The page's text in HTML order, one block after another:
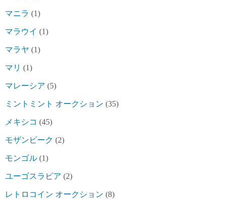
マニラ (1)
マラウイ (1)
マラヤ (1)
マリ (1)
マレーシア (5)
ミントミント オークション (35)
メキシコ (45)
モザンビーク (2)
モンゴル (1)
ユーゴスラビア (2)
レトロコイン オークション (8)